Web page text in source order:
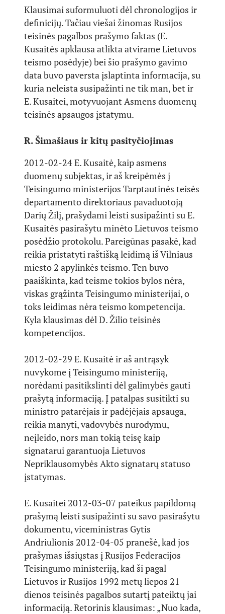
Klausimai suformuluoti dėl chronologijos ir
definicijų. Tačiau viešai žinomas Rusijos
teisinės pagalbos prašymo faktas (E.
Kusaitės apklausa atlikta atvirame Lietuvos
teismo posėdyje) bei šio prašymo gavimo
data buvo paversta įslaptinta informacija, su
kuria neleista susipažinti ne tik man, bet ir
E. Kusaitei, motyvuojant Asmens duomenų
teisinės apsaugos įstatymu.
R. Šimašiaus ir kitų pasityčiojimas
2012-02-24 E. Kusaitė, kaip asmens
duomenų subjektas, ir aš kreipėmės į
Teisingumo ministerijos Tarptautinės teisės
departamento direktoriaus pavaduotoją
Darių Žilį, prašydami leisti susipažinti su E.
Kusaitės pasirašytu minėto Lietuvos teismo
posėdžio protokolu. Pareigūnas pasakė, kad
reikia pristatyti raštišką leidimą iš Vilniaus
miesto 2 apylinkės teismo. Ten buvo
paaiškinta, kad teisme tokios bylos nėra,
viskas grąžinta Teisingumo ministerijai, o
toks leidimas nėra teismo kompetencija.
Kyla klausimas dėl D. Žilio teisinės
kompetencijos.
2012-02-29 E. Kusaitė ir aš antrąsyk
nuvykome į Teisingumo ministeriją,
norėdami pasitikslinti dėl galimybės gauti
prašytą informaciją. Į patalpas susitikti su
ministro patarėjais ir padėjėjais apsauga,
reikia manyti, vadovybės nurodymu,
neįleido, nors man tokią teisę kaip
signatarui garantuoja Lietuvos
Nepriklausomybės Akto signatarų statuso
įstatymas.
E. Kusaitei 2012-03-07 pateikus papildomą
prašymą leisti susipažinti su savo pasirašytu
dokumentu, viceministras Gytis
Andriulionis 2012-04-05 pranešė, kad jos
prašymas išsiųstas į Rusijos Federacijos
Teisingumo ministeriją, kad ši pagal
Lietuvos ir Rusijos 1992 metų liepos 21
dienos teisinės pagalbos sutartį pateiktų jai
informaciją. Retorinis klausimas: „Nuo kada,